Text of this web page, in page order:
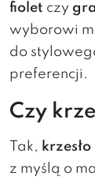
fiolet czy
wyborowi
do
preferencji.
Czy
Tak,
z myślą o